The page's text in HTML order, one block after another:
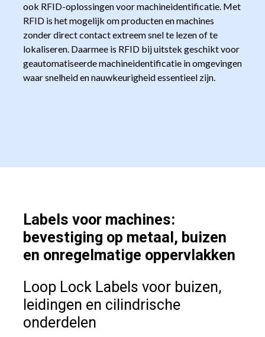
ook RFID-oplossingen voor machineidentificatie. Met
RFID is het mogelijk om producten en machines
zonder direct contact extreem snel te lezen of te
lokaliseren. Daarmee is RFID bij uitstek geschikt voor
geautomatiseerde machineidentificatie in omgevingen
waar snelheid en nauwkeurigheid essentieel zijn.
Labels voor machines:
bevestiging op metaal, buizen
en onregelmatige oppervlakken
Loop Lock Labels voor buizen,
leidingen en cilindrische
onderdelen